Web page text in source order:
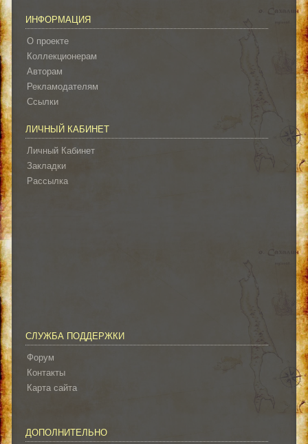
ИНФОРМАЦИЯ
О проекте
Коллекционерам
Авторам
Рекламодателям
Ссылки
ЛИЧНЫЙ КАБИНЕТ
Личный Кабинет
Закладки
Рассылка
СЛУЖБА ПОДДЕРЖКИ
Форум
Контакты
Карта сайта
ДОПОЛНИТЕЛЬНО